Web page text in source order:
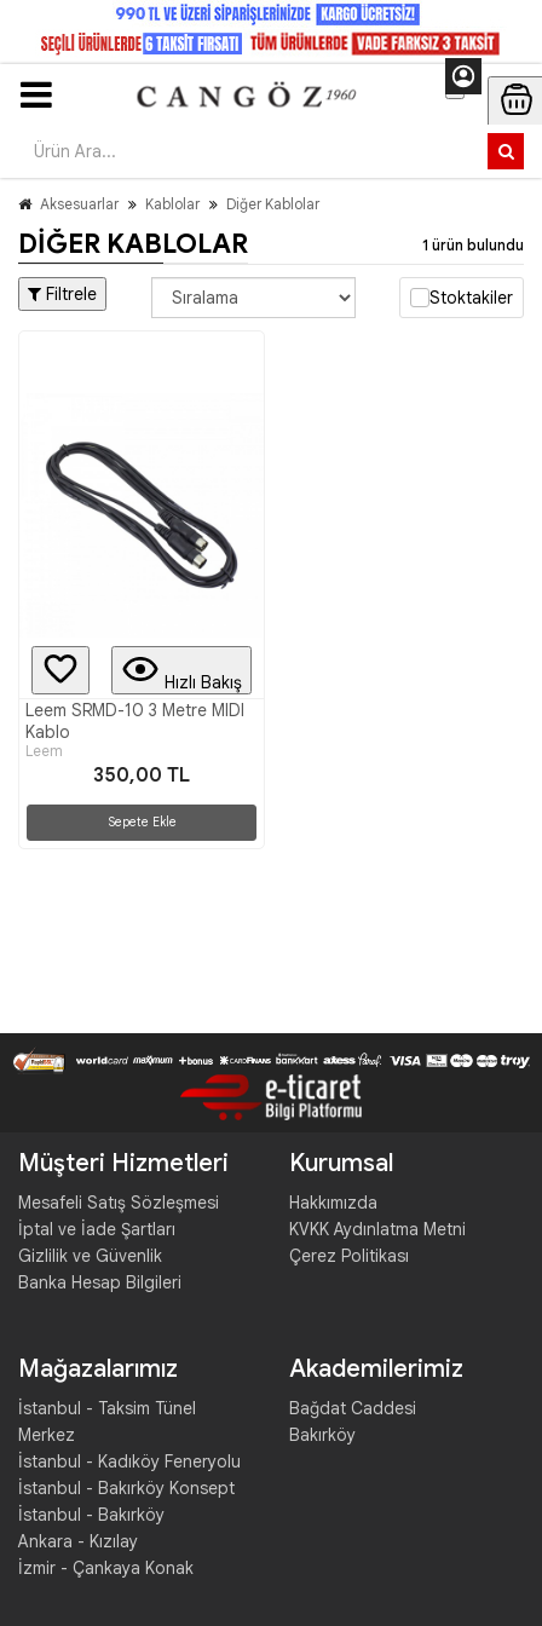
Aksesuarlar Kablolar Diğer Kablolar
DIĞER KABLOLAR 1 ürün bulundu
Filtrele Stoktakiler
Hızlı Bakış
Leem SRMD-10 3 Metre MIDI
Kablo
Leem
350,00 TL
Sepete Ekle
Müşteri Hizmetleri
Mesafeli Satış Sözleşmesi
İptal ve İade Şartları
Gizlilik ve Güvenlik
Banka Hesap Bilgileri
Kurumsal
Hakkımızda
KVKK Aydınlatma Metni
Çerez Politikası
Mağazalarımız
İstanbul - Taksim Tünel
Merkez
İstanbul - Kadıköy Feneryolu
İstanbul - Bakırköy Konsept
İstanbul - Bakırköy
Ankara - Kızılay
İzmir - Çankaya Konak
Akademilerimiz
Bağdat Caddesi
Bakırköy